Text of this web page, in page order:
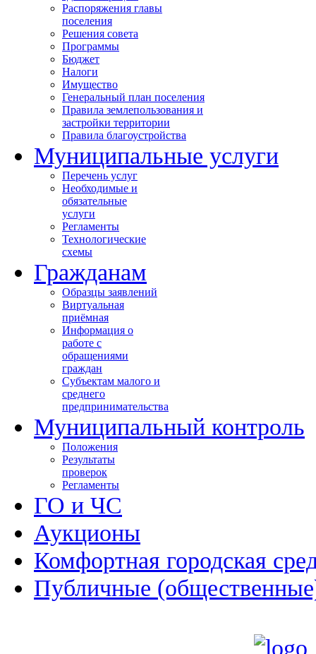
Распоряжения главы
поселения
Решения совета
Программы
Бюджет
Налоги
Имущество
Генеральный план поселения
Правила землепользования и
застройки территории
Правила благоустройства
Муниципальные услуги
Перечень услуг
Необходимые и
обязательные
услуги
Регламенты
Технологические
схемы
Гражданам
Образцы заявлений
Виртуальная
приёмная
Информация о
работе с
обращениями
граждан
Субъектам малого и
среднего
предпринимательства
Муниципальный контроль
Положения
Результаты
проверок
Регламенты
ГО и ЧС
Аукционы
Комфортная городская
Публичные